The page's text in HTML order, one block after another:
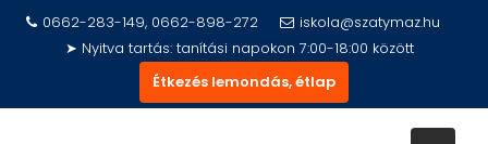
0662-283-149, 0662-898-272
iskola@szatymaz.hu
➤ Nyitva tartás: tanítási napokon 7:00-18:00 között
Étkezés lemondás, étlap